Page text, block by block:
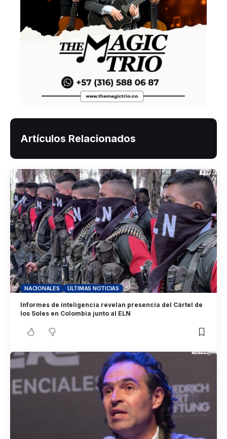
Artículos Relacionados
NACIONALES ÚLTIMAS NOTICIAS
Informes de inteligencia revelan presencia del Cártel de
los Soles en Colombia junto al ELN